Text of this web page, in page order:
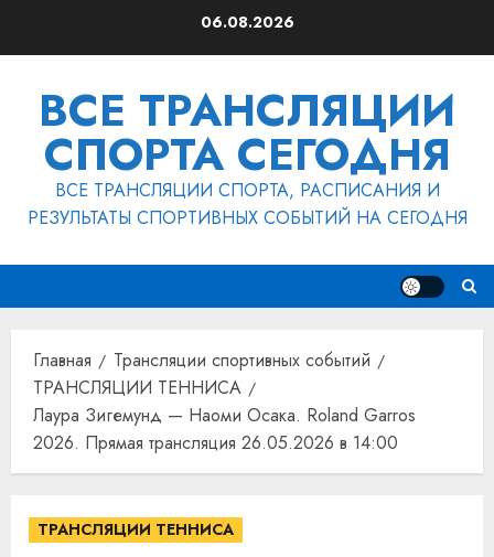
06.08.2026
ВСЕ ТРАНСЛЯЦИИ
СПОРТА СЕГОДНЯ
ВСЕ ТРАНСЛЯЦИИ СПОРТА, РАСПИСАНИЯ И
РЕЗУЛЬТАТЫ СПОРТИВНЫХ СОБЫТИЙ НА СЕГОДНЯ
Главная
Трансляции спортивных событий
ТРАНСЛЯЦИИ ТЕННИСА
Лаура Зигемунд — Наоми Осака. Roland Garros
2026. Прямая трансляция 26.05.2026 в 14:00
ТРАНСЛЯЦИИ ТЕННИСА